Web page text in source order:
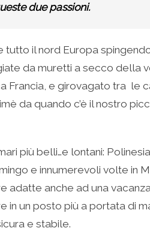
due passioni.
il nord Europa
da muretti a secco della
Francia, e girovagato tra le
da quando c’è il nostro
più belli…e lontani:
e innumerevoli volte in
anche ad una
in un posto più a portata di
e stabile.